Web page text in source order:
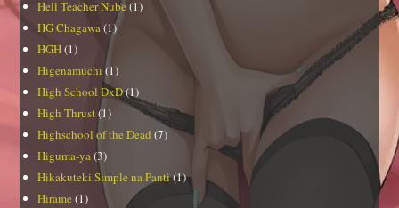
Hell Teacher Nube (1)
HG Chagawa(1)
HGH(1)
Higenamuchi (1)
High School DxD(1)
High Thrust(1)
Highschool of the Dead (7)
Higuma-ya(3)
Hikakuteki Simple na Panti(1)
Hirame (1)